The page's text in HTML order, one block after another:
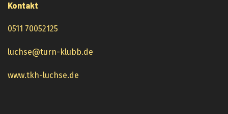
Kontakt
0511 70052125
luchse@turn-klubb.de
www.tkh-luchse.de